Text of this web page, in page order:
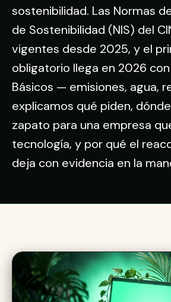
sostenibilidad. Las Normas
de Sostenibilidad (NIS) del
vigentes desde 2025, y el
obligatorio llega en 2026
Básicos — emisiones, agua,
explicamos qué piden,
zapato para una empresa
tecnología, y por qué el
deja con evidencia en la